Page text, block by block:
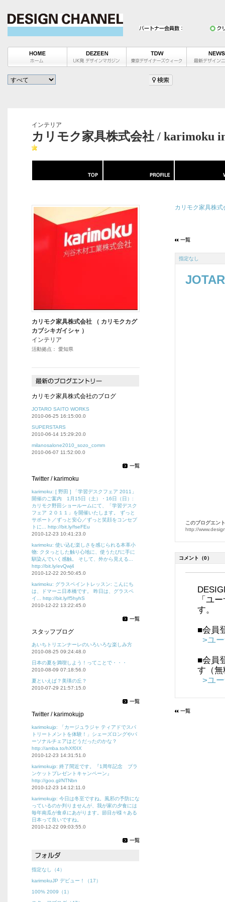
インテリア
カリモク家具株式会社 / karimoku
カリモク家具株
指定なし
このブログエン
http://
コメント （0）
「ユ
す。
■会員
>ユ
■会員
す（
>ユ
カリモク家具株式会社 （ カリモクカグ
カブシキガイシャ ）
インテリア
活動拠点： 愛知県
カリモク家具株式会社のブログ
JOTARO SAITO WORKS
2010-06-25 16:15:00.0
SUPERSTARS
2010-06-14 15:29:20.0
milanosalone2010_sozo_comm
2010-06-07 11:52:00.0
Twitter / karimoku
karimoku: [ 野田 ] 「学習デスクフェア 2011」
開催のご案内 1月15日（土）・16日（日）:
カリモク野田ショールームにて、「学習デスク
フェア ２０１１」を開催いたします。 ずっと
サポート／ずっと安心／ずっと笑顔をコンセプ
トに... http://bit.ly/fseFEu
2010-12-23 10:41:23.0
karimoku: 使い込む楽しさを感じられる本革小
物: クタっとした触り心地に、使うたびに手に
馴染んでいく感触。 そして、外から見える...
http://bit.ly/evQwj4
2010-12-22 20:50:45.0
karimoku: グラスペイントレッスン: こんにち
は、ドマーニ日本橋です。 昨日は、グラスペ
イ... http://bit.ly/f5hyhS
2010-12-22 13:22:45.0
スタッフブログ
あいちトリエンナーレのいろいろな楽しみ方
2010-08-25 09:24:48.0
日本の夏を満喫しよう！ってことで・・・
2010-08-09 07:18:56.0
夏といえば？美瑛の丘？
2010-07-29 21:57:15.0
Twitter / karimokujp
karimokujp: 「カージュラジャ ティアドでスパ
トリートメントを体験！」シェーズロングやパ
ーソナルチェアはどうだったのかな？
http://amba.to/hXf0IX
2010-12-23 14:31:51.0
karimokujp: 終了間近です。『1周年記念 ブラ
ンケットプレゼントキャンペーン』
http://goo.gl/NTNbn
2010-12-23 14:12:11.0
karimokujp: 今日は冬至ですね。風邪の予防にな
っているのか判りませんが、我が家の夕食には
毎年南瓜が食卓にあがります。節目が様々ある
日本って良いですね。
2010-12-22 09:03:55.0
指定なし（4）
karimokuJP デビュー！（17）
100% 2009（1）